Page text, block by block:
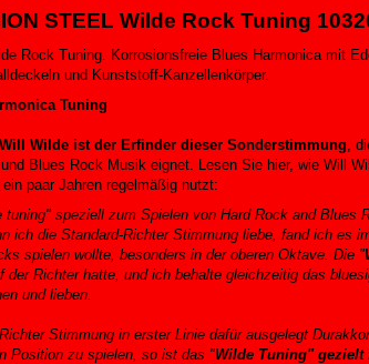
STEEL Wilde Rock Tuning
Rock Tuning. Korrosionsfreie Blues Harmonica mit
und Kunststoff-Kanzellenkörper.
Tuning
Wilde ist der Erfinder dieser Sonderstimmung,
Blues Rock Musik eignet. Lesen Sie hier, wie Will
paar Jahren regelmäßig nutzt:
tuning" speziell zum Spielen von Hard Rock and Blues
ich die Standard-Richter Stimmung liebe, fand ich es
spielen wollte, besonders in der oberen Oktave. Die "
der Richter hatte, und ich behalte gleichzeitig das
und lieben.
Stimmung in erster Linie dafür ausgelegt
Position zu spielen, so ist das "Wilde Tuning"